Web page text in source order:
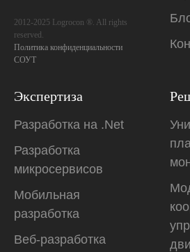
2012-2025 Logrocon ®. All rights
reserved.
Политика конфиденциальности
СОУТ
Экспертиза
Разработка на .Net
Разработка
микросервисов
Мобильная
разработка
Веб-разработка